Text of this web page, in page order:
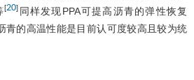
[20] 同样发现PPA可提高沥青的弹性恢复
青的高温性能是目前认可度较高且较为统